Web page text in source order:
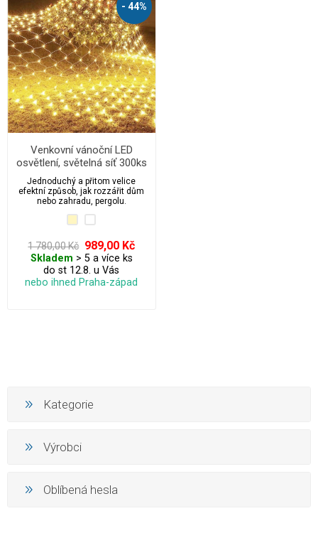
- 44%
Venkovní vánoční LED
osvětlení, světelná síť 300ks
/ 3m x 1,5m propojovatelná
s časovačem
Jednoduchý a přitom velice
efektní způsob, jak rozzářit dům
nebo zahradu, pergolu.
1 780,00 Kč 989,00 Kč
Skladem > 5 a více ks
do st 12.8. u Vás
nebo ihned Praha-západ
Kategorie
Výrobci
Oblíbená hesla